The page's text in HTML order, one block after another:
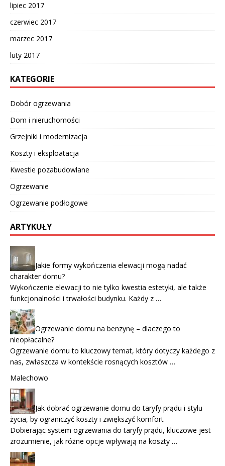
lipiec 2017
czerwiec 2017
marzec 2017
luty 2017
KATEGORIE
Dobór ogrzewania
Dom i nieruchomości
Grzejniki i modernizacja
Koszty i eksploatacja
Kwestie pozabudowlane
Ogrzewanie
Ogrzewanie podłogowe
ARTYKUŁY
Jakie formy wykończenia elewacji mogą nadać
charakter domu?
Wykończenie elewacji to nie tylko kwestia estetyki, ale także
funkcjonalności i trwałości budynku. Każdy z …
Ogrzewanie domu na benzynę – dlaczego to
nieopłacalne?
Ogrzewanie domu to kluczowy temat, który dotyczy każdego z
nas, zwłaszcza w kontekście rosnących kosztów …
Malechowo
Jak dobrać ogrzewanie domu do taryfy prądu i stylu
życia, by ograniczyć koszty i zwiększyć komfort
Dobierając system ogrzewania do taryfy prądu, kluczowe jest
zrozumienie, jak różne opcje wpływają na koszty …